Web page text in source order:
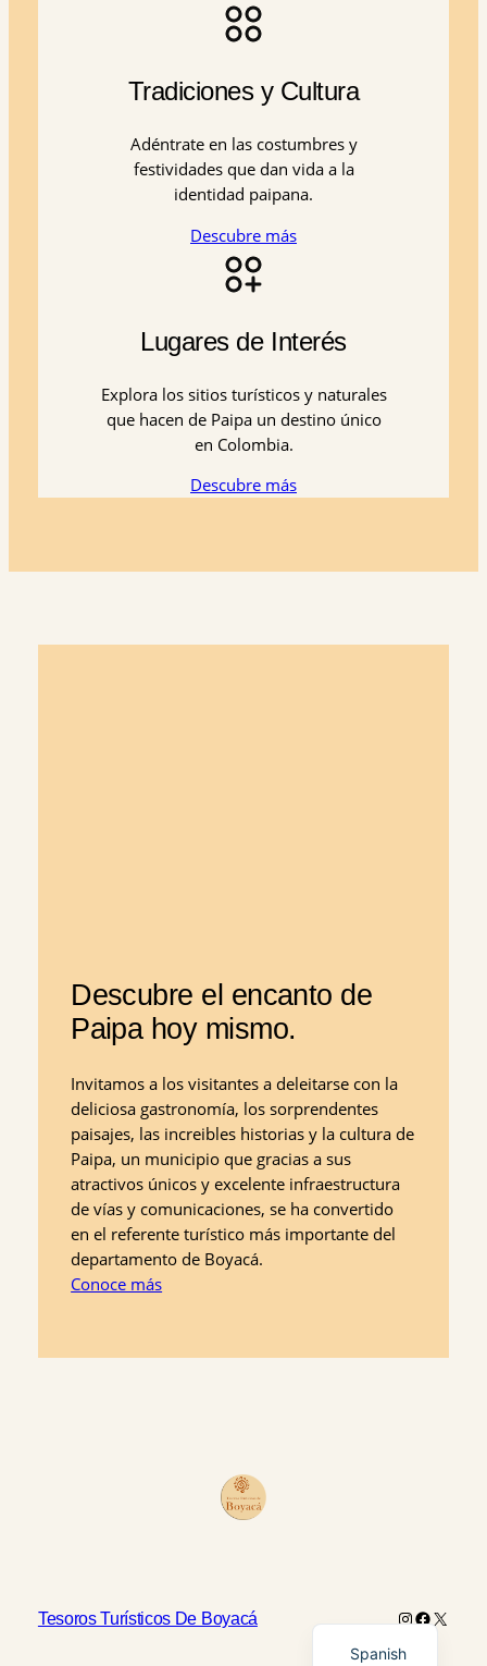
Tradiciones y Cultura
Adéntrate en las costumbres y
festividades que dan vida a la
identidad paipana.
Descubre más
Lugares de Interés
Explora los sitios turísticos y naturales
que hacen de Paipa un destino único
en Colombia.
Descubre más
Descubre el encanto de
Paipa hoy mismo.
Invitamos a los visitantes a deleitarse con la
deliciosa gastronomía, los sorprendentes
paisajes, las increibles historias y la cultura de
Paipa, un municipio que gracias a sus
atractivos únicos y excelente infraestructura
de vías y comunicaciones, se ha convertido
en el referente turístico más importante del
departamento de Boyacá.
Conoce más
Tesoros Turísticos De Boyacá Instagram
X
Spanish
English